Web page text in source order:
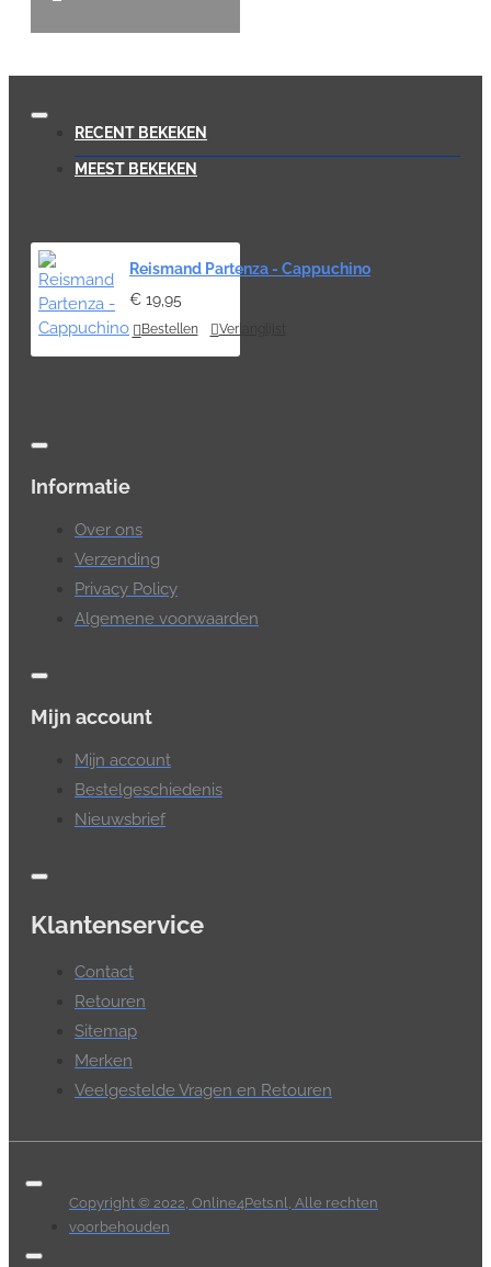
RECENT BEKEKEN
MEEST BEKEKEN
Reismand Partenza - Cappuchino
€ 19,95
Bestellen Verlanglijst
Informatie
Over ons
Verzending
Privacy Policy
Algemene voorwaarden
Mijn account
Mijn account
Bestelgeschiedenis
Nieuwsbrief
Klantenservice
Contact
Retouren
Sitemap
Merken
Veelgestelde Vragen en Retouren
Copyright © 2022, Online4Pets.nl, Alle rechten
voorbehouden